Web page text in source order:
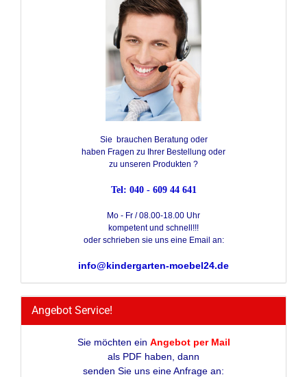
Sie brauchen Beratung oder
haben Fragen zu Ihrer Bestellung oder
zu unseren Produkten ?
Tel: 040 - 609 44 641
Mo - Fr / 08.00-18.00 Uhr
kompetent und schnell!!!
oder schrieben sie uns eine Email an:
info@kindergarten-moebel24.de
Angebot Service!
Sie möchten ein Angebot per Mail
als PDF haben, dann
senden Sie uns eine Anfrage an: